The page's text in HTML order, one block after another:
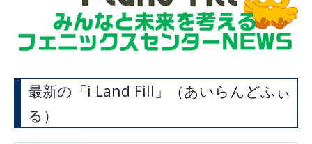
最新の「i Land Fill」（あいらんどふぃ
る）